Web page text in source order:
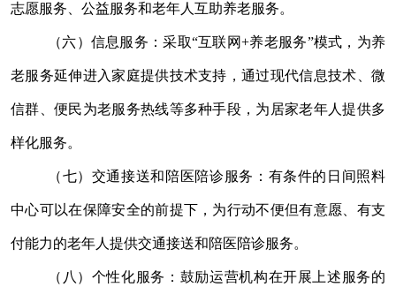
志愿服务、公益服务和老年人互助养老服务。
（六）信息服务：采取“互联网+养老服务”模式，为养
老服务延伸进入家庭提供技术支持，通过现代信息技术、微
信群、便民为老服务热线等多种手段，为居家老年人提供多
样化服务。
（七）交通接送和陪医陪诊服务：有条件的日间照料
中心可以在保障安全的前提下，为行动不便但有意愿、有支
付能力的老年人提供交通接送和陪医陪诊服务。
（八）个性化服务：鼓励运营机构在开展上述服务的